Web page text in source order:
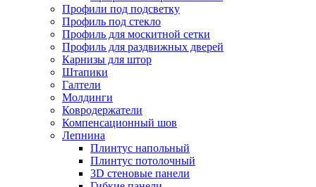
Профили под подсветку
Профиль под стекло
Профиль для москитной сетки
Профиль для раздвижных дверей
Карнизы для штор
Штапики
Галтели
Молдинги
Ковродержатели
Компенсационный шов
Лепнина
Плинтус напольный
Плинтус потолочный
3D стеновые панели